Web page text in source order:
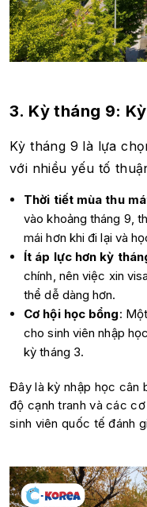
3. Kỳ tháng 9:
Kỳ tháng 9 là lựa
với nhiều yếu tố
Thời tiết mùa thu
vào khoảng tháng 9,
mái hơn khi đi lại và
Ít áp lực hơn kỳ
chính, nên việc xin
thể dễ dàng hơn.
Cơ hội học bổng:
cho sinh viên nhập
kỳ tháng 3.
Đây là kỳ nhập học cân
độ cạnh tranh và các
sinh viên quốc tế đánh